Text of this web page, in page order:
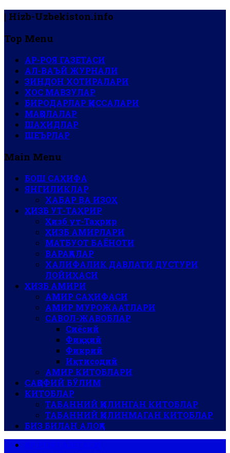
| Hizb-Uzbekiston.info
Top Menu
АР-РОЯ ГАЗЕТАСИ
АЛ-ВАЪЙ ЖУРНАЛИ
ЗИНДОН ХОТИРАЛАРИ
ХОС МАВЗУЛАР
БИРОДАРЛАР ҚИССАЛАРИ
МАҚОЛАЛАР
ШАҲИДЛАР
ШЕЪРЛАР
Main Menu
БОШ САҲИФА
ЯНГИЛИКЛАР
ХАБАР ВА ИЗОҲ
ҲИЗБ УТ-ТАҲРИР
Ҳизб ут-Таҳрир
ҲИЗБ АМИРЛАРИ
МАТБУОТ БАЁНОТИ
ВАРАҚАЛАР
ХАЛИФАЛИК ДАВЛАТИ ДУСТУРИ
ЛОЙИҲАСИ
ҲИЗБ АМИРИ
АМИР САҲИФАСИ
АМИР МУРОЖААТЛАРИ
САВОЛ-ЖАВОБЛАР
Сиёсий
Фиқҳий
Фикрий
Иқтисодий
АМИР КИТОБЛАРИ
САҚОФИЙ БЎЛИМ
КИТОБЛАР
ТАБАННИЙ ҚИЛИНГАН КИТОБЛАР
ТАБАННИЙ ҚИЛИНМАГАН КИТОБЛАР
БИЗ БИЛАН АЛОҚА